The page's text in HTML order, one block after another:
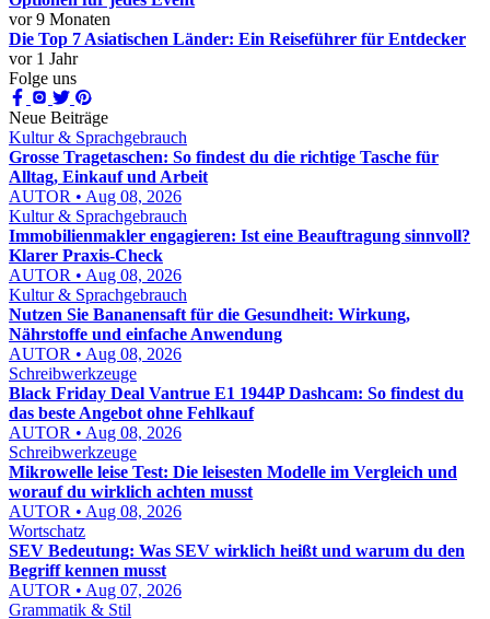
vor 9 Monaten
Die Top 7 Asiatischen Länder: Ein Reiseführer für Entdecker
vor 1 Jahr
Folge uns
Neue Beiträge
Kultur & Sprachgebrauch
Grosse Tragetaschen: So findest du die richtige Tasche für
Alltag, Einkauf und Arbeit
AUTOR • Aug 08, 2026
Kultur & Sprachgebrauch
Immobilienmakler engagieren: Ist eine Beauftragung sinnvoll?
Klarer Praxis-Check
AUTOR • Aug 08, 2026
Kultur & Sprachgebrauch
Nutzen Sie Bananensaft für die Gesundheit: Wirkung,
Nährstoffe und einfache Anwendung
AUTOR • Aug 08, 2026
Schreibwerkzeuge
Black Friday Deal Vantrue E1 1944P Dashcam: So findest du
das beste Angebot ohne Fehlkauf
AUTOR • Aug 08, 2026
Schreibwerkzeuge
Mikrowelle leise Test: Die leisesten Modelle im Vergleich und
worauf du wirklich achten musst
AUTOR • Aug 08, 2026
Wortschatz
SEV Bedeutung: Was SEV wirklich heißt und warum du den
Begriff kennen musst
AUTOR • Aug 07, 2026
Grammatik & Stil